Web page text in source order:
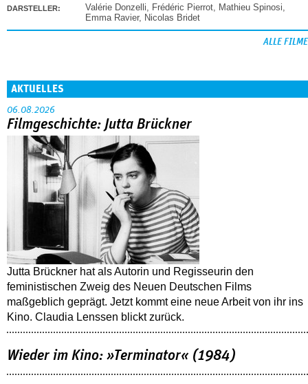
DARSTELLER: Valérie Donzelli, Frédéric Pierrot, Mathieu Spinosi,
Emma Ravier, Nicolas Bridet
ALLE FILME
AKTUELLES
06.08.2026
Filmgeschichte: Jutta Brückner
Jutta Brückner hat als Autorin und Regisseurin den
feministischen Zweig des Neuen Deutschen Films
maßgeblich geprägt. Jetzt kommt eine neue Arbeit von ihr ins
Kino. Claudia Lenssen blickt zurück.
Wieder im Kino: »Terminator« (1984)